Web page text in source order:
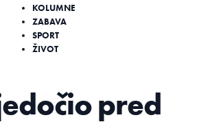
KOLUMNE
ZABAVA
SPORT
ŽIVOT
pred